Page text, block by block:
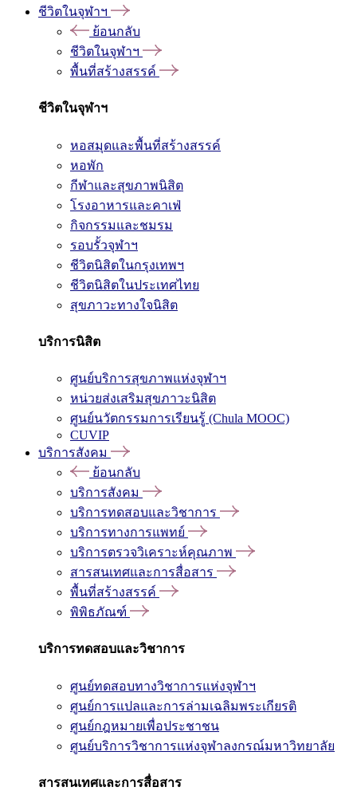
ชีวิตในจุฬาฯ
ย้อนกลับ
ชีวิตในจุฬาฯ
พื้นที่สร้างสรรค์
ชีวิตในจุฬาฯ
หอสมุดและพื้นที่สร้างสรรค์
หอพัก
กีฬาและสุขภาพนิสิต
โรงอาหารและคาเฟ่
กิจกรรมและชมรม
รอบรั้วจุฬาฯ
ชีวิตนิสิตในกรุงเทพฯ
ชีวิตนิสิตในประเทศไทย
สุขภาวะทางใจนิสิต
บริการนิสิต
ศูนย์บริการสุขภาพแห่งจุฬาฯ
หน่วยส่งเสริมสุขภาวะนิสิต
ศูนย์นวัตกรรมการเรียนรู้ (Chula MOOC)
CUVIP
บริการสังคม
ย้อนกลับ
บริการสังคม
บริการทดสอบและวิชาการ
บริการทางการแพทย์
บริการตรวจวิเคราะห์คุณภาพ
สารสนเทศและการสื่อสาร
พื้นที่สร้างสรรค์
พิพิธภัณฑ์
บริการทดสอบและวิชาการ
ศูนย์ทดสอบทางวิชาการแห่งจุฬาฯ
ศูนย์การแปลและการล่ามเฉลิมพระเกียรติ
ศูนย์กฎหมายเพื่อประชาชน
ศูนย์บริการวิชาการแห่งจุฬาลงกรณ์มหาวิทยาลัย
สารสนเทศและการสื่อสาร